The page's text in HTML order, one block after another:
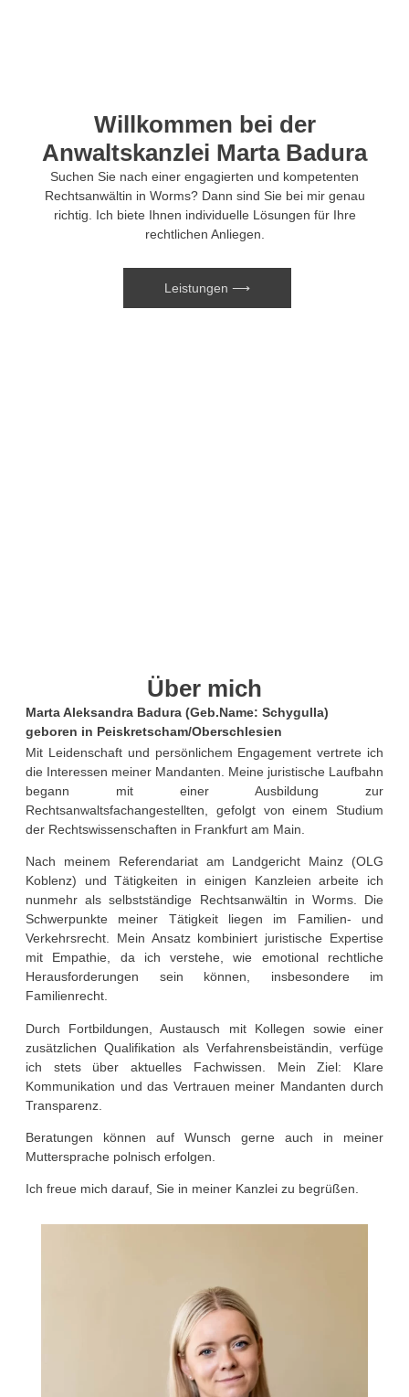
Willkommen bei der
Anwaltskanzlei Marta Badura
Suchen Sie nach einer engagierten und kompetenten
Rechtsanwältin in Worms? Dann sind Sie bei mir genau
richtig. Ich biete Ihnen individuelle Lösungen für Ihre
rechtlichen Anliegen.
Leistungen ⟶
Über mich
Marta Aleksandra Badura (Geb.Name: Schygulla)
geboren in Peiskretscham/Oberschlesien
Mit Leidenschaft und persönlichem Engagement vertrete ich
die Interessen meiner Mandanten. Meine juristische Laufbahn
begann mit einer Ausbildung zur
Rechtsanwaltsfachangestellten, gefolgt von einem Studium
der Rechtswissenschaften in Frankfurt am Main.
Nach meinem Referendariat am Landgericht Mainz (OLG
Koblenz) und Tätigkeiten in einigen Kanzleien arbeite ich
nunmehr als selbstständige Rechtsanwältin in Worms. Die
Schwerpunkte meiner Tätigkeit liegen im Familien- und
Verkehrsrecht. Mein Ansatz kombiniert juristische Expertise
mit Empathie, da ich verstehe, wie emotional rechtliche
Herausforderungen sein können, insbesondere im
Familienrecht.
Durch Fortbildungen, Austausch mit Kollegen sowie einer
zusätzlichen Qualifikation als Verfahrensbeiständin, verfüge
ich stets über aktuelles Fachwissen. Mein Ziel: Klare
Kommunikation und das Vertrauen meiner Mandanten durch
Transparenz.
Beratungen können auf Wunsch gerne auch in meiner
Muttersprache polnisch erfolgen.
Ich freue mich darauf, Sie in meiner Kanzlei zu begrüßen.